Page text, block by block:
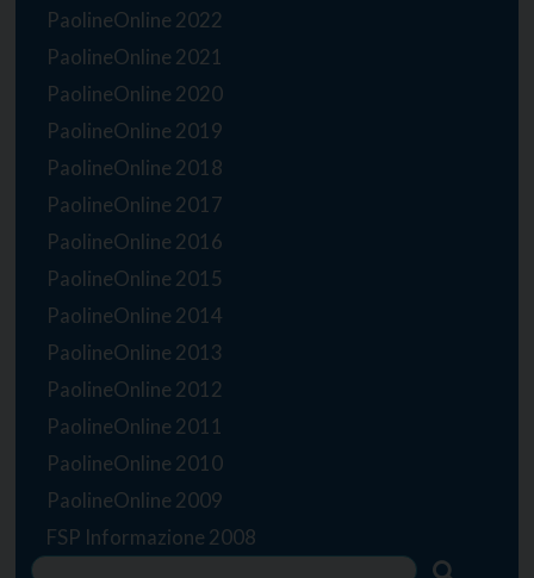
PaolineOnline 2022
PaolineOnline 2021
PaolineOnline 2020
PaolineOnline 2019
PaolineOnline 2018
PaolineOnline 2017
PaolineOnline 2016
PaolineOnline 2015
PaolineOnline 2014
PaolineOnline 2013
PaolineOnline 2012
PaolineOnline 2011
PaolineOnline 2010
PaolineOnline 2009
FSP Informazione 2008